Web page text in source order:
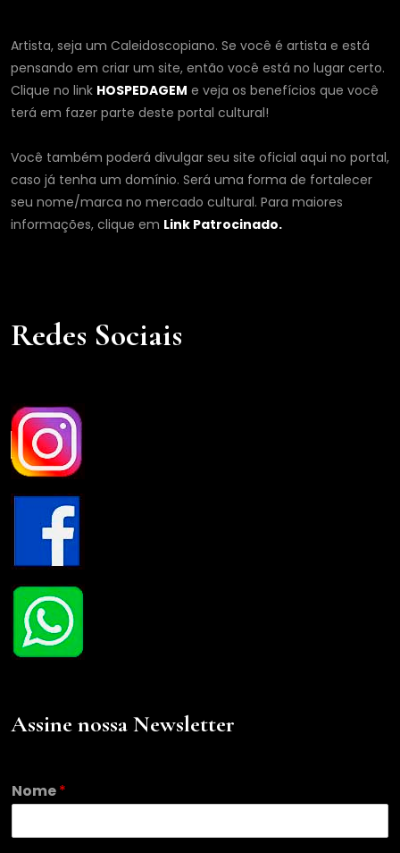
Artista, seja um Caleidoscopiano. Se você é artista e está
pensando em criar um site, então você está no lugar certo.
Clique no link HOSPEDAGEM e veja os benefícios que você
terá em fazer parte deste portal cultural!
Você também poderá divulgar seu site oficial aqui no portal,
caso já tenha um domínio. Será uma forma de fortalecer
seu nome/marca no mercado cultural. Para maiores
informações, clique em Link Patrocinado.
Redes Sociais
Assine nossa Newsletter
E
m
i
Nome*